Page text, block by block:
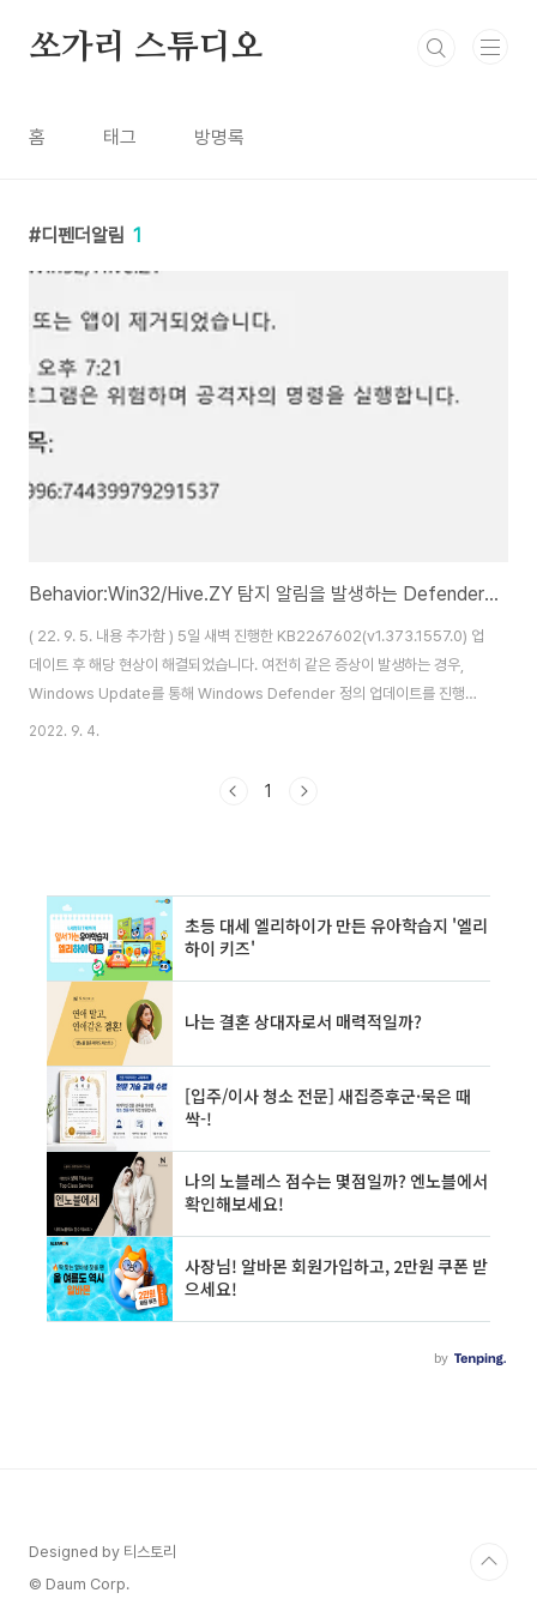
쏘가리 스튜디오
홈 태그 방명록
디펜더알림 1
Behavior:Win32/Hive.ZY 탐지 알림을 발생하는 Defender 오류 (22. 9. 4.)
( 22. 9. 5. 내용 추가함 ) 5일 새벽 진행한 KB2267602(v1.373.1557.0) 업
데이트 후 해당 현상이 해결되었습니다. 여전히 같은 증상이 발생하는 경우,
Windows Update를 통해 Windows Defender 정의 업데이트를 진행해
주시기 바랍니다. 문제 해결을 위한 업데이트 버전은 1.373.1557.0 입니다.
Intelligence This page lists newly added and updated threat
2022. 9. 4.
1
Designed by 티스토리
© Daum Corp.